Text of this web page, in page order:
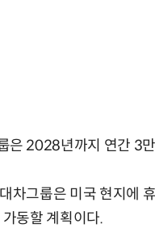
은 2028년까지 연간 3
차그룹은 미국 현지에
동할 계획이다.